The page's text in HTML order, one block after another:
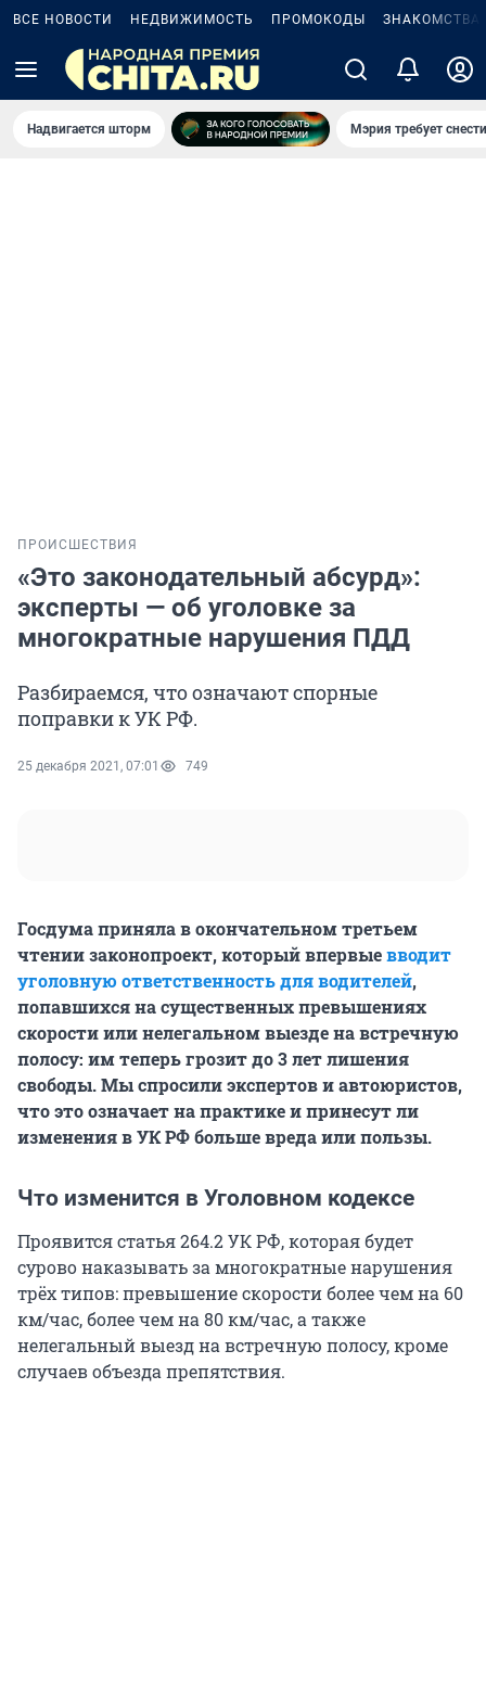
ВСЕ НОВОСТИ НЕДВИЖИМОСТЬ ПРОМОКОДЫ ЗНАКОМСТВА
Надвигается шторм Мэрия требует
ПРОИСШЕСТВИЯ
«Это законодательный абсурд»:
эксперты — об уголовке за
многократные нарушения ПДД
Разбираемся, что означают спорные
поправки к УК РФ.
25 декабря 2021, 07:01 749
Госдума приняла в окончательном третьем
чтении законопроект, который впервыевводит
уголовную ответственность для водителей,
попавшихся на существенных превышениях
скорости или нелегальном выезде на встречную
полосу: им теперь грозит до 3 лет лишения
свободы. Мы спросили экспертов и автоюристов,
что это означает на практике и принесут ли
изменения в УК РФ больше вреда или пользы.
Что изменится в Уголовном кодексе
Проявится статья 264.2 УК РФ, которая будет
сурово наказывать за многократные нарушения
трёх типов: превышение скорости более чем на 60
км/час, более чем на 80 км/час, а также
нелегальный выезд на встречную полосу, кроме
случаев объезда препятствия.